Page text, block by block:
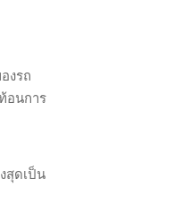
งรถ
อนการ
สุดเป็น